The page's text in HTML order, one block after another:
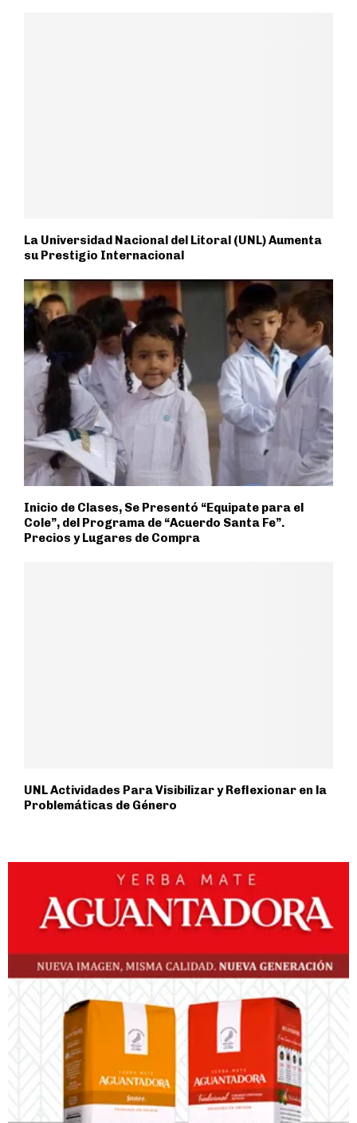
La Universidad Nacional del Litoral (UNL) Aumenta
su Prestigio Internacional
Inicio de Clases, Se Presentó “Equipate para el
Cole”, del Programa de “Acuerdo Santa Fe”.
Precios y Lugares de Compra
UNL Actividades Para Visibilizar y Reflexionar en la
Problemáticas de Género